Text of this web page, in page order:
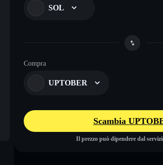
SOL
Compra
UPTOBER
Scambia
Il prezzo può dipendere dal